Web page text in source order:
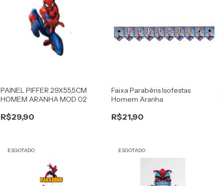
PAINEL PIFFER 29X55,5CM
HOMEM ARANHA MOD 02
R$29,90
Faixa Parabéns Isofestas
Homem Aranha
R$21,90
ESGOTADO ESGOTADO